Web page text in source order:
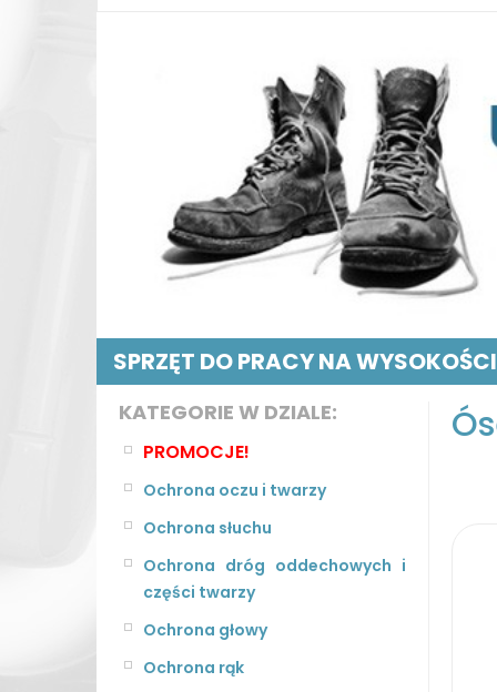
SPRZĘT DO PRACY NA WYSOKOŚCI
KATEGORIE W DZIALE:
PROMOCJE!
Ochrona oczu i twarzy
Ochrona słuchu
Ochrona dróg oddechowych i
części twarzy
Ochrona głowy
Ochrona rąk